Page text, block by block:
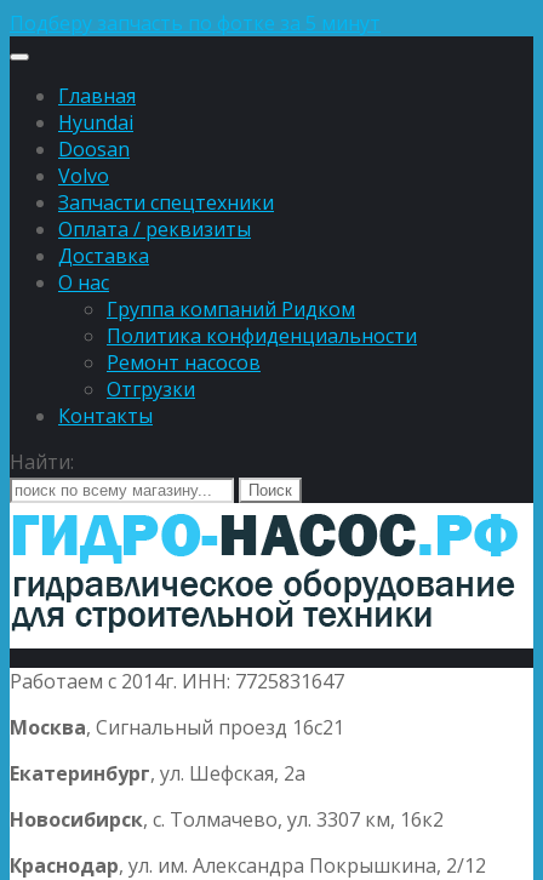
Подберу запчасть по фотке за 5 минут
Главная
Hyundai
Doosan
Volvo
Запчасти спецтехники
Оплата / реквизиты
Доставка
О нас
Группа компаний Ридком
Политика конфиденциальности
Ремонт насосов
Отгрузки
Контакты
Найти:
Работаем с 2014г. ИНН: 7725831647
Москва, Сигнальный проезд 16с21
Екатеринбург, ул. Шефская, 2а
Новосибирск, с. Толмачево, ул. 3307 км, 16к2
Краснодар, ул. им. Александра Покрышкина, 2/12